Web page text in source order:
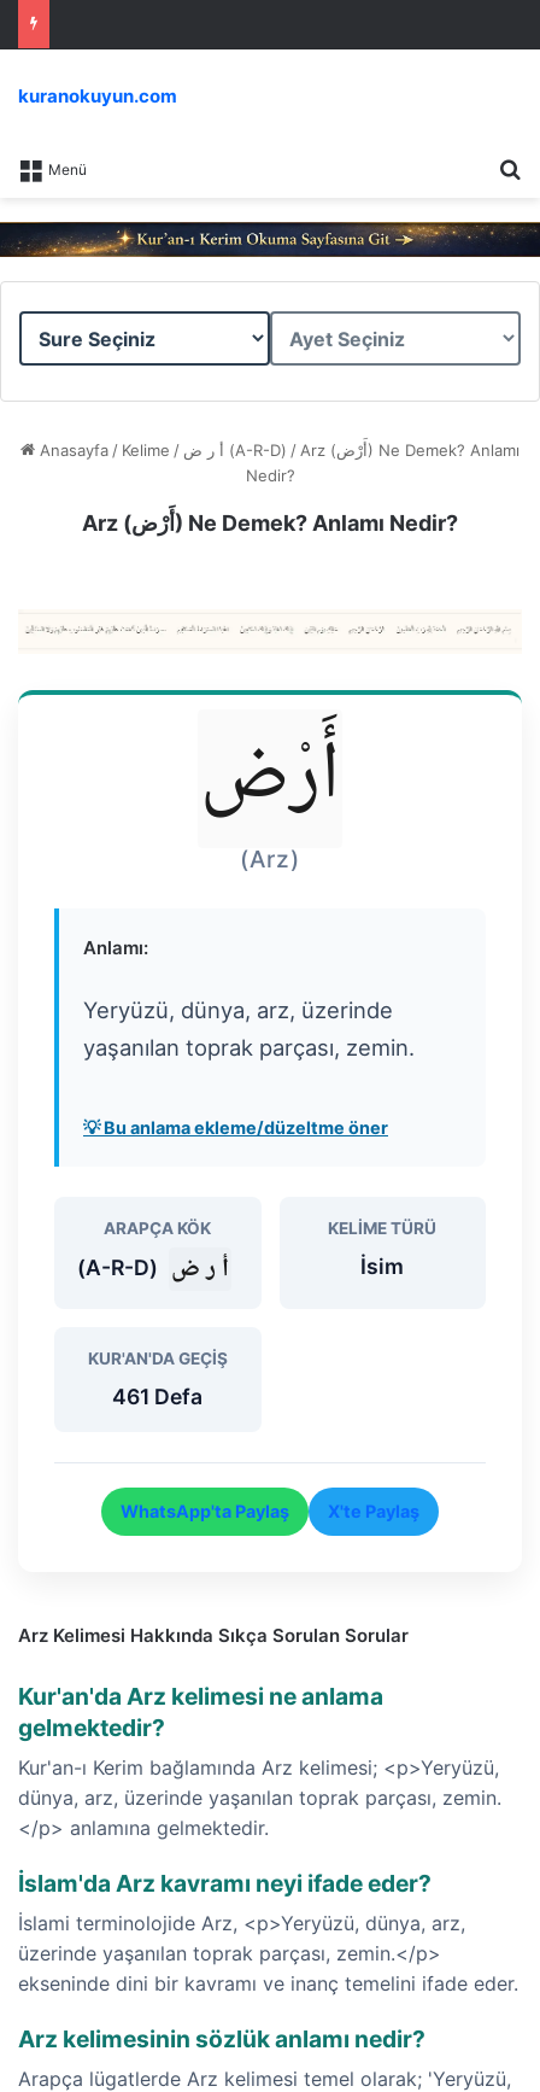
Menü
kuranokuyun.com
Sure
Ayet
Anasayfa / Kelime / أ ر ض (A-R-D) / Arz (أَرْض) Ne Demek? Anlamı
Nedir?
Arz (أَرْض) Ne Demek? Anlamı Nedir?
أَرْض
(Arz)
Anlamı:
Yeryüzü, dünya, arz, üzerinde
yaşanılan toprak parçası, zemin.
💡 Bu anlama ekleme/düzeltme öner
ARAPÇA KÖK
أ ر ض (A-R-D)
KELIME TÜRÜ
İsim
KUR'AN'DA GEÇIŞ
461 Defa
WhatsApp'ta Paylaş X'te Paylaş
Arz Kelimesi Hakkında Sıkça Sorulan Sorular
Kur'an'da Arz kelimesi ne anlama
gelmektedir?
Kur'an-ı Kerim bağlamında Arz kelimesi; <p>Yeryüzü,
dünya, arz, üzerinde yaşanılan toprak parçası, zemin.
</p> anlamına gelmektedir.
İslam'da Arz kavramı neyi ifade eder?
İslami terminolojide Arz, <p>Yeryüzü, dünya, arz,
üzerinde yaşanılan toprak parçası, zemin.</p>
ekseninde dini bir kavramı ve inanç temelini ifade eder.
Arz kelimesinin sözlük anlamı nedir?
Arapça lügatlerde Arz kelimesi temel olarak; 'Yeryüzü,